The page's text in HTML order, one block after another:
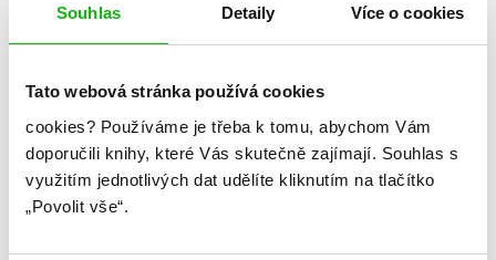
Souhlas Detaily Více o cookies
Tato webová stránka používá cookies
cookies? Používáme je třeba k tomu, abychom Vám
doporučili knihy, které Vás skutečně zajímají. Souhlas s
využitím jednotlivých dat udělíte kliknutím na tlačítko
„Povolit vše“.